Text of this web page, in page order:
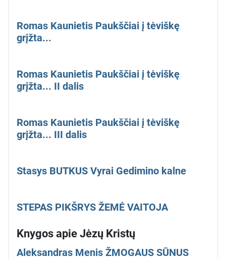
Romas Kaunietis Paukščiai į tėviškę
grįžta...
Romas Kaunietis Paukščiai į tėviškę
grįžta... II dalis
Romas Kaunietis Paukščiai į tėviškę
grįžta... III dalis
Stasys BUTKUS Vyrai Gedimino kalne
STEPAS PIKŠRYS ŽEMĖ VAITOJA
Knygos apie Jėzų Kristų
Aleksandras Menis ŽMOGAUS SŪNUS